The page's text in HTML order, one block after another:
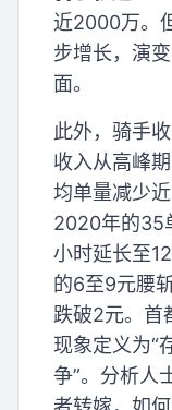
近2000万。
步增长，演
面。
此外，骑手
收入从高峰
均单量减少
2020年的35
小时延长至
的6至9元腰
跌破2元。首
现象定义为“
争”。分析人